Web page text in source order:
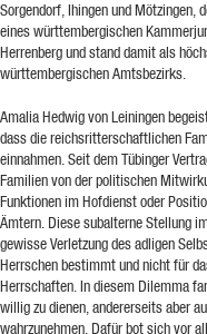
Sorgendorf, Ihingen und Mötzingen,
eines württembergischen
Herrenberg und stand damit als
württembergischen Amtsbezirks.
Amalia Hedwig von Leiningen
dass die reichsritterschaftlichen
einnahmen. Seit dem Tübinger
Familien von der politischen
Funktionen im Hofdienst oder
Ämtern. Diese subalterne Stellung
gewisse Verletzung des adligen
Herrschen bestimmt und nicht für
Herrschaften. In diesem Dilemma
willig zu dienen, andererseits aber
wahrzunehmen. Dafür bot sich vor